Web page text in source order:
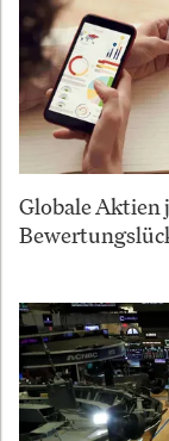
Globale Aktien